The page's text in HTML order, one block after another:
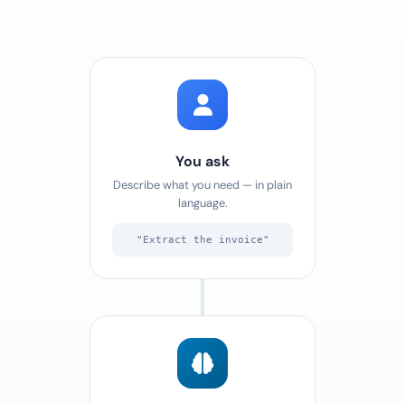
You ask
Describe what you need — in plain
language.
"Extract the invoice"